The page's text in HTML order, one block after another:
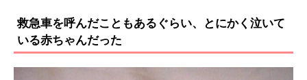
てインタビューしました。
救急車を呼んだこともあるぐらい、とにかく泣いて
いる赤ちゃんだった